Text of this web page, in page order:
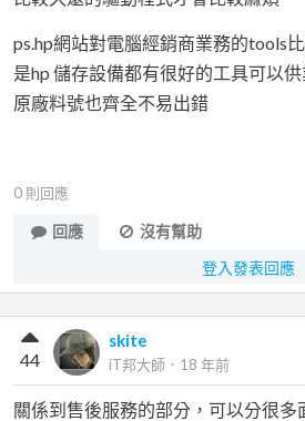
ps.hp網站對電腦經銷商業務的tools
是hp 儲存設備都有很好的工具可以
原廠料號也齊全不易出錯
0 則回應
回應
沒有幫助
登入發表回應
skite
iT邦大師 ． 18 年前
44
關係到售後服務的部分，可以分很